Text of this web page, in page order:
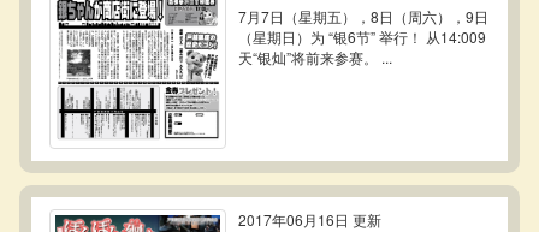
7月7日（星期五），8日（周六），9日
（星期日）为 “银6节” 举行！ 从14:009
天“银灿”将前来参赛。 ...
2017年06月16日 更新